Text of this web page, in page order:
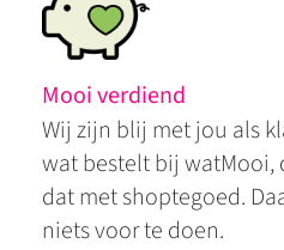
Mooi verdiend
Wij zijn blij met jou als
wat bestelt bij watMooi,
dat met shoptegoed.
niets voor te doen.